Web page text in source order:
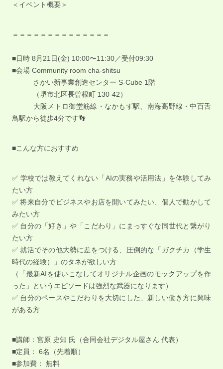
＜イベント概要＞
＝＝＝＝＝＝＝＝＝＝＝＝＝＝
■日時 8月21日(金) 10:00〜11:30／受付09:30
■会場 Community room cha-shitsu
さかい新事業創造センター S-Cube 1階
（堺市北区長曽根町 130-42）
大阪メトロ御堂筋線・なかもず駅、南海高野線・中百舌
鳥駅から徒歩4分です👣
■こんな方におすすめ
✅ 学校では教えてくれない「AIの実務や活用法」を体験してみ
たい方
✅ 将来自分でビジネスやお店を開いてみたい、個人で動かして
みたい方
✅ 自分の「好き」や「こだわり」にまっすぐな同世代と繋がり
たい方
✅ 就活でその他大勢に差をつける、圧倒的な「ガクチカ（学生
時代の経験）」のタネが欲しい方
（「最新AIを使いこなしてオリジナル企画のモックアップを作
った」というエピソードは強烈な武器になります）
✅ 自分のペースやこだわりを大切にした、新しい働き方に興味
がある方
■講師：宮原 史知 氏（合同会社デジタル屋さん 代表）
■定員： 6名（先着順）
■参加費： 無料